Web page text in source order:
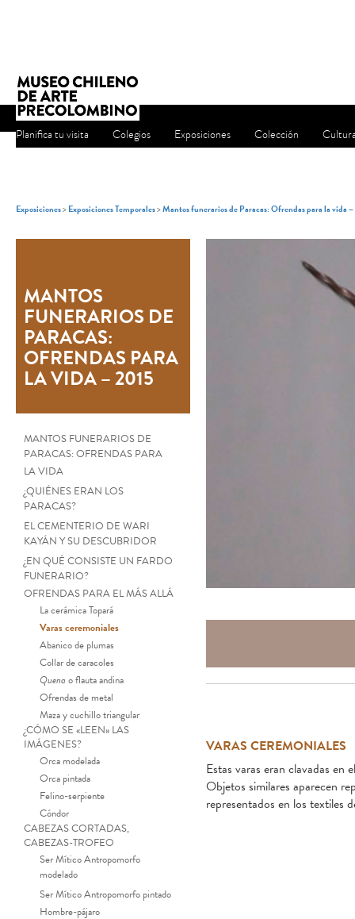
Planifica tu visita Colegios Exposiciones Colección
Exposiciones>Exposiciones Temporales>Mantos funerarios de Paracas: Ofrendas para la vida
MANTOS
FUNERARIOS DE
PARACAS:
OFRENDAS PARA
LA VIDA – 2015
MANTOS FUNERARIOS DE
PARACAS: OFRENDAS PARA
LA VIDA
¿QUIÉNES ERAN LOS
PARACAS?
EL CEMENTERIO DE WARI
KAYÁN Y SU DESCUBRIDOR
¿EN QUÉ CONSISTE UN FARDO
FUNERARIO?
OFRENDAS PARA EL MÁS ALLÁ
La cerámica Topará
Varas ceremoniales
Abanico de plumas
Collar de caracoles
Quena o flauta andina
Ofrendas de metal
Maza y cuchillo triangular
¿CÓMO SE «LEEN» LAS
IMÁGENES?
Orca modelada
Orca pintada
Felino-serpiente
Cóndor
CABEZAS CORTADAS,
CABEZAS-TROFEO
Ser Mítico Antropomorfo
modelado
Ser Mítico Antropomorfo pintado
Hombre-pájaro
VARAS CEREMONIALES
Estas varas eran clavadas
Objetos similares aparecen
representados en los textiles